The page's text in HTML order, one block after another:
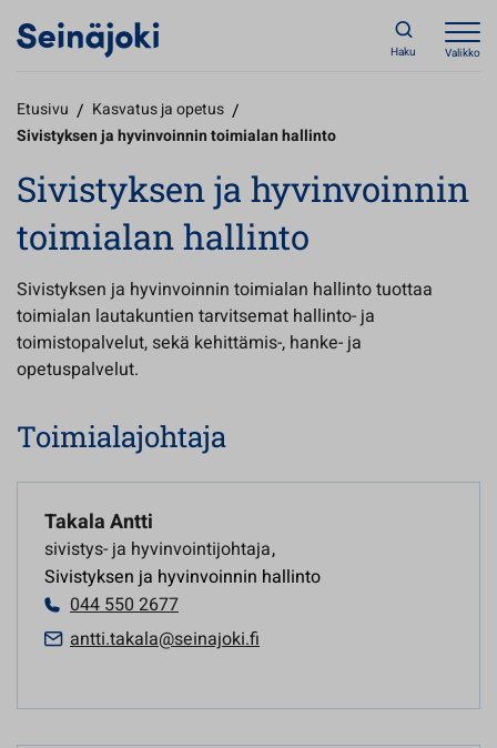
Haku Valikko
Etusivu / Kasvatus ja opetus /
Sivistyksen ja hyvinvoinnin toimialan hallinto
Sivistyksen ja hyvinvoinnin
toimialan hallinto
Sivistyksen ja hyvinvoinnin toimialan hallinto tuottaa
toimialan lautakuntien tarvitsemat hallinto- ja
toimistopalvelut, sekä kehittämis-, hanke- ja
opetuspalvelut.
Toimialajohtaja
Takala Antti
sivistys- ja hyvinvointijohtaja,
Sivistyksen ja hyvinvoinnin hallinto
044 550 2677
antti.takala@seinajoki.fi